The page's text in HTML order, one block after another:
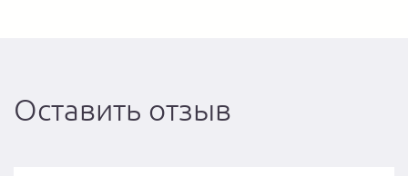
Оставить отзыв